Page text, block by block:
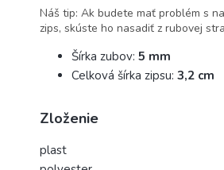
Náš tip: Ak budete mať problém s
zips, skúste ho nasadiť z rubovej
Šírka zubov: 5 mm
Celková šírka zipsu: 3,2 cm
Zloženie
plast